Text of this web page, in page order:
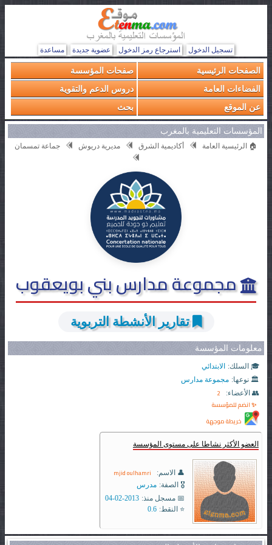
تسجيل الدخول استرجاع رمز الدخول عضوية جديدة مساعدة
الصفحات الرئيسية
صفحات المؤسسة
الفضاءات العامة
دروس الدعم والتقوية
عن الموقع
بحث
المؤسسات التعليمية بالمغرب
🏠 الرئيسية العامة أكاديمية الشرق مديرية دريوش جماعة تمسمان
مجموعة مدارس بني بويعقوب
تقارير الأنشطة التربوية
معلومات المؤسسة
🎓 السلك: الابتدائي
🏛️ نوعها: مجموعة مدارس
👥 الأعضاء:
2
✨ انضم للمؤسسة
خريطة موجهة
العضو الأكثر نشاطا على مستوى المؤسسة
👤 الاسم: mjid oulhamri
🎖️ الصفة: مدرس
📅 مسجل منذ: 2013-02-04
⭐ النقط: 0.6